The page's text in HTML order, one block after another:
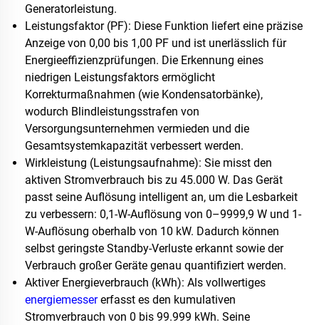
Generatorleistung.
Leistungsfaktor (PF): Diese Funktion liefert eine präzise
Anzeige von 0,00 bis 1,00 PF und ist unerlässlich für
Energieeffizienzprüfungen. Die Erkennung eines
niedrigen Leistungsfaktors ermöglicht
Korrekturmaßnahmen (wie Kondensatorbänke),
wodurch Blindleistungsstrafen von
Versorgungsunternehmen vermieden und die
Gesamtsystemkapazität verbessert werden.
Wirkleistung (Leistungsaufnahme): Sie misst den
aktiven Stromverbrauch bis zu 45.000 W. Das Gerät
passt seine Auflösung intelligent an, um die Lesbarkeit
zu verbessern: 0,1-W-Auflösung von 0–9999,9 W und 1-
W-Auflösung oberhalb von 10 kW. Dadurch können
selbst geringste Standby-Verluste erkannt sowie der
Verbrauch großer Geräte genau quantifiziert werden.
Aktiver Energieverbrauch (kWh): Als vollwertiges
energiemessererfasst es den kumulativen
Stromverbrauch von 0 bis 99.999 kWh. Seine